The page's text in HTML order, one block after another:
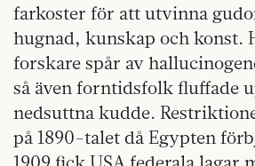
farkoster för att utvinna
hugnad, kunskap och konst.
forskare spår av
så även forntidsfolk fluffade
nedsuttna kudde.
på 1890-talet då Egypten